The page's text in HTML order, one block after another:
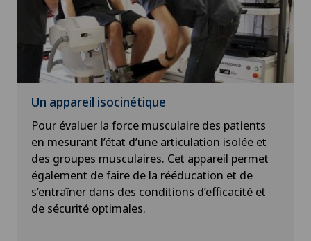
Un appareil isocinétique
Pour évaluer la force musculaire des patients
en mesurant l’état d’une articulation isolée et
des groupes musculaires. Cet appareil permet
également de faire de la rééducation et de
s’entraîner dans des conditions d’efficacité et
de sécurité optimales.